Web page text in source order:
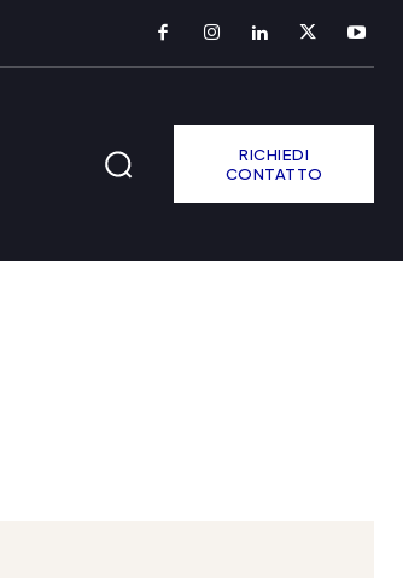
RICHIEDI
CONTATTO